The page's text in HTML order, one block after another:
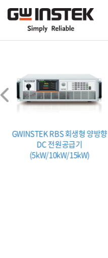
GWINSTEK RBS 회생형 양방향
DC 전원공급기
(5kW/10kW/15kW)